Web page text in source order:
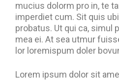
mucius dolorm pro in, te
imperdiet cum. Sit quis
probatus. Ut qui ca, simul
mea ei. At sea utmur
lor loremispum doler
Lorem ipsum dolor sit